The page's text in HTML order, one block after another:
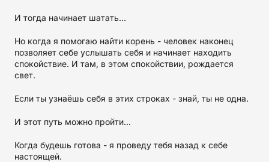
И тогда начинает шатать...
Но когда я помогаю найти корень - человек наконец
позволяет себе услышать себя и начинает находить
спокойствие. И там, в этом спокойствии, рождается
свет.
Если ты узнаёшь себя в этих строках - знай, ты не одна.
И этот путь можно пройти...
Когда будешь готова - я проведу тебя назад к себе
настоящей.